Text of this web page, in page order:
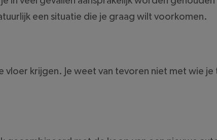
een situatie die je graag wilt voorkomen.
vloer krijgen. Je weet van tevoren niet met wie je